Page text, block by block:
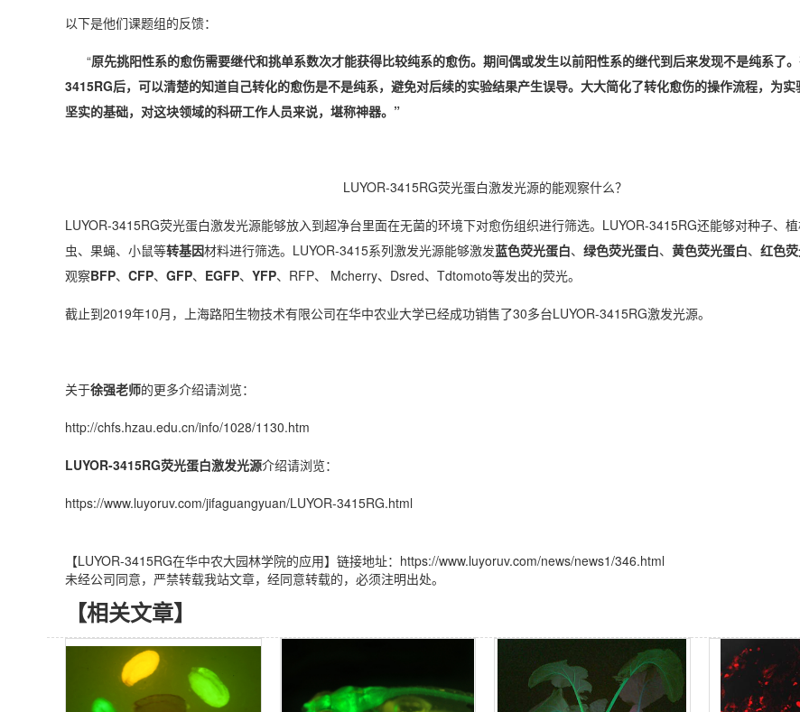
以下是他们课题组的反馈：
“原先挑阳性系的愈伤需要继代和挑单系数次才能获得比较纯系的愈伤。期间偶或发生以前阳性系的继代到后来发现不是纯系了
3415RG后，可以清楚的知道自己转化的愈伤是不是纯系，避免对后续的实验结果产生误导。大大简化了转化愈伤的操作流程，为
坚实的基础，对这块领域的科研工作人员来说，堪称神器。”
LUYOR-3415RG荧光蛋白激发光源的能观察什么？
LUYOR-3415RG荧光蛋白激发光源能够放入到超净台里面在无菌的环境下对愈伤组织进行筛选。LUYOR-3415RG还能够对种子、植
虫、果蝇、小鼠等转基因材料进行筛选。LUYOR-3415系列激发光源能够激发蓝色荧光蛋白、 绿色荧光蛋白、 黄色荧光蛋白、 红色
观察BFP、 CFP、 GFP、 EGFP、 YFP、RFP、 Mcherry、Dsred、Tdtomoto等发出的荧光。
截止到2019年10月，上海路阳生物技术有限公司在华中农业大学已经成功销售了30多台LUYOR-3415RG激发光源。
关于徐强老师的更多介绍请浏览：
http://chfs.hzau.edu.cn/info/1028/1130.htm
LUYOR-3415RG荧光蛋白激发光源介绍请浏览：
https://www.luyoruv.com/jifaguangyuan/LUYOR-3415RG.html
【LUYOR-3415RG在华中农大园林学院的应用】链接地址：https://www.luyoruv.com/news/news1/346.html
未经公司同意，严禁转载我站文章，经同意转载的，必须注明出处。
【相关文章】